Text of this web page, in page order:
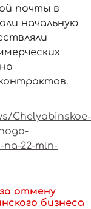
почты в
начальную
Chelyabinskoe-
22-mln-
отмену
бизнеса